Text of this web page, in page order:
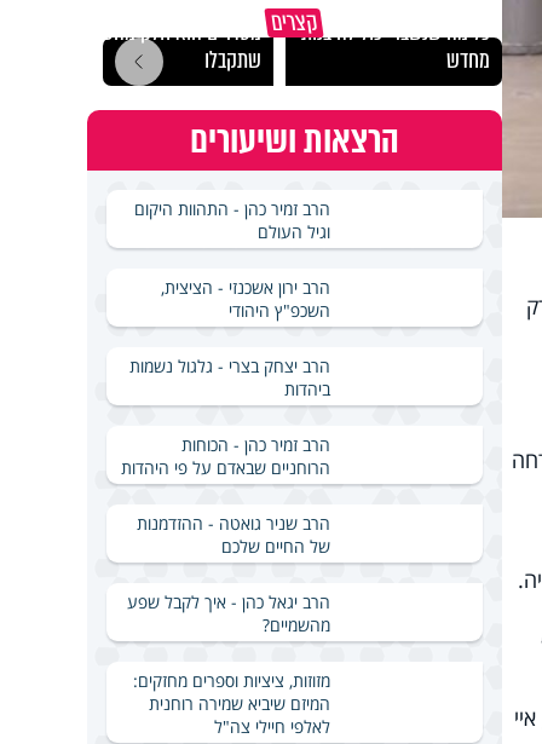
קצריםכל מה שנשבר יכול להיבנות
מחדש
מסדרים הוא חלק מהשפע
שתקבלו
הרצאות ושיעורים
הרב זמיר כהן - התהוות היקום
וגיל העולם
הרב ירון אשכנזי - הציצית,
השכפ"ץ היהודי
הרב יצחק בצרי - גלגול נשמות
ביהדות
הרב זמיר כהן - הכוחות
הרוחניים שבאדם על פי היהדות
הרב שניר גואטה - ההזדמנות
של החיים שלכם
הרב יגאל כהן - איך לקבל שפע
מהשמיים?
מזוזות, ציציות וספרים מחזקים:
המיזם שיביא שמירה רוחנית
לאלפי חיילי צה"ל